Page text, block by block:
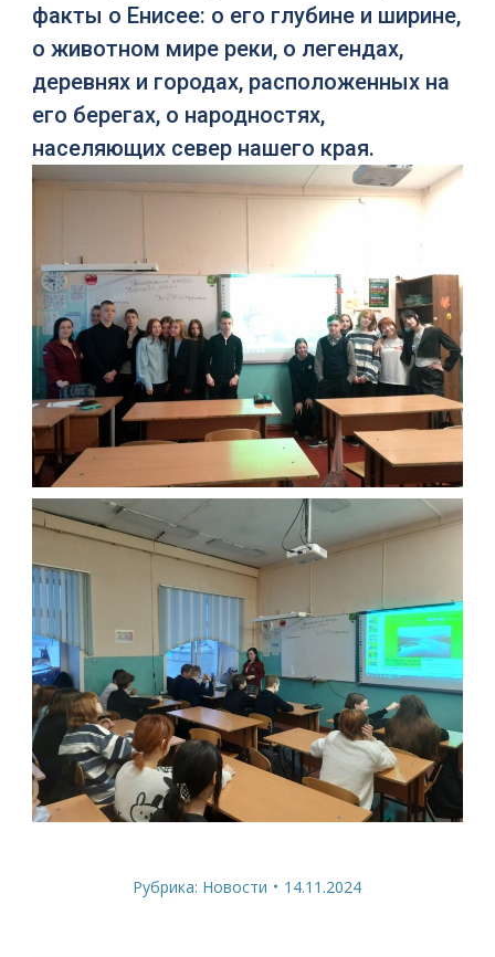
факты о Енисее: о его глубине и ширине,
о животном мире реки, о легендах,
деревнях и городах, расположенных на
его берегах, о народностях,
населяющих север нашего края.
Рубрика: Новости 14.11.2024